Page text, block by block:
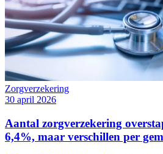
Zorgverzekering
30 april 2026
Aantal zorgverzekering
6,4%, maar verschillen per